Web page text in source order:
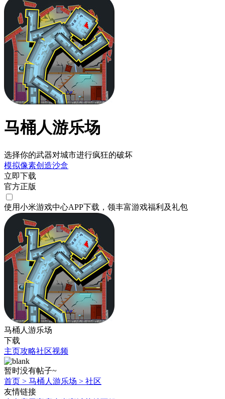
马桶人游乐场
选择你的武器对城市进行疯狂的破坏
模拟像素创造沙盒
立即下载
官方正版
使用小米游戏中心APP下载 ，领丰富游戏福利 及礼包
马桶人游乐场
下载
主页攻略社区视频
暂时没有帖子~
首页 > 马桶人游乐场 > 社区
友情链接